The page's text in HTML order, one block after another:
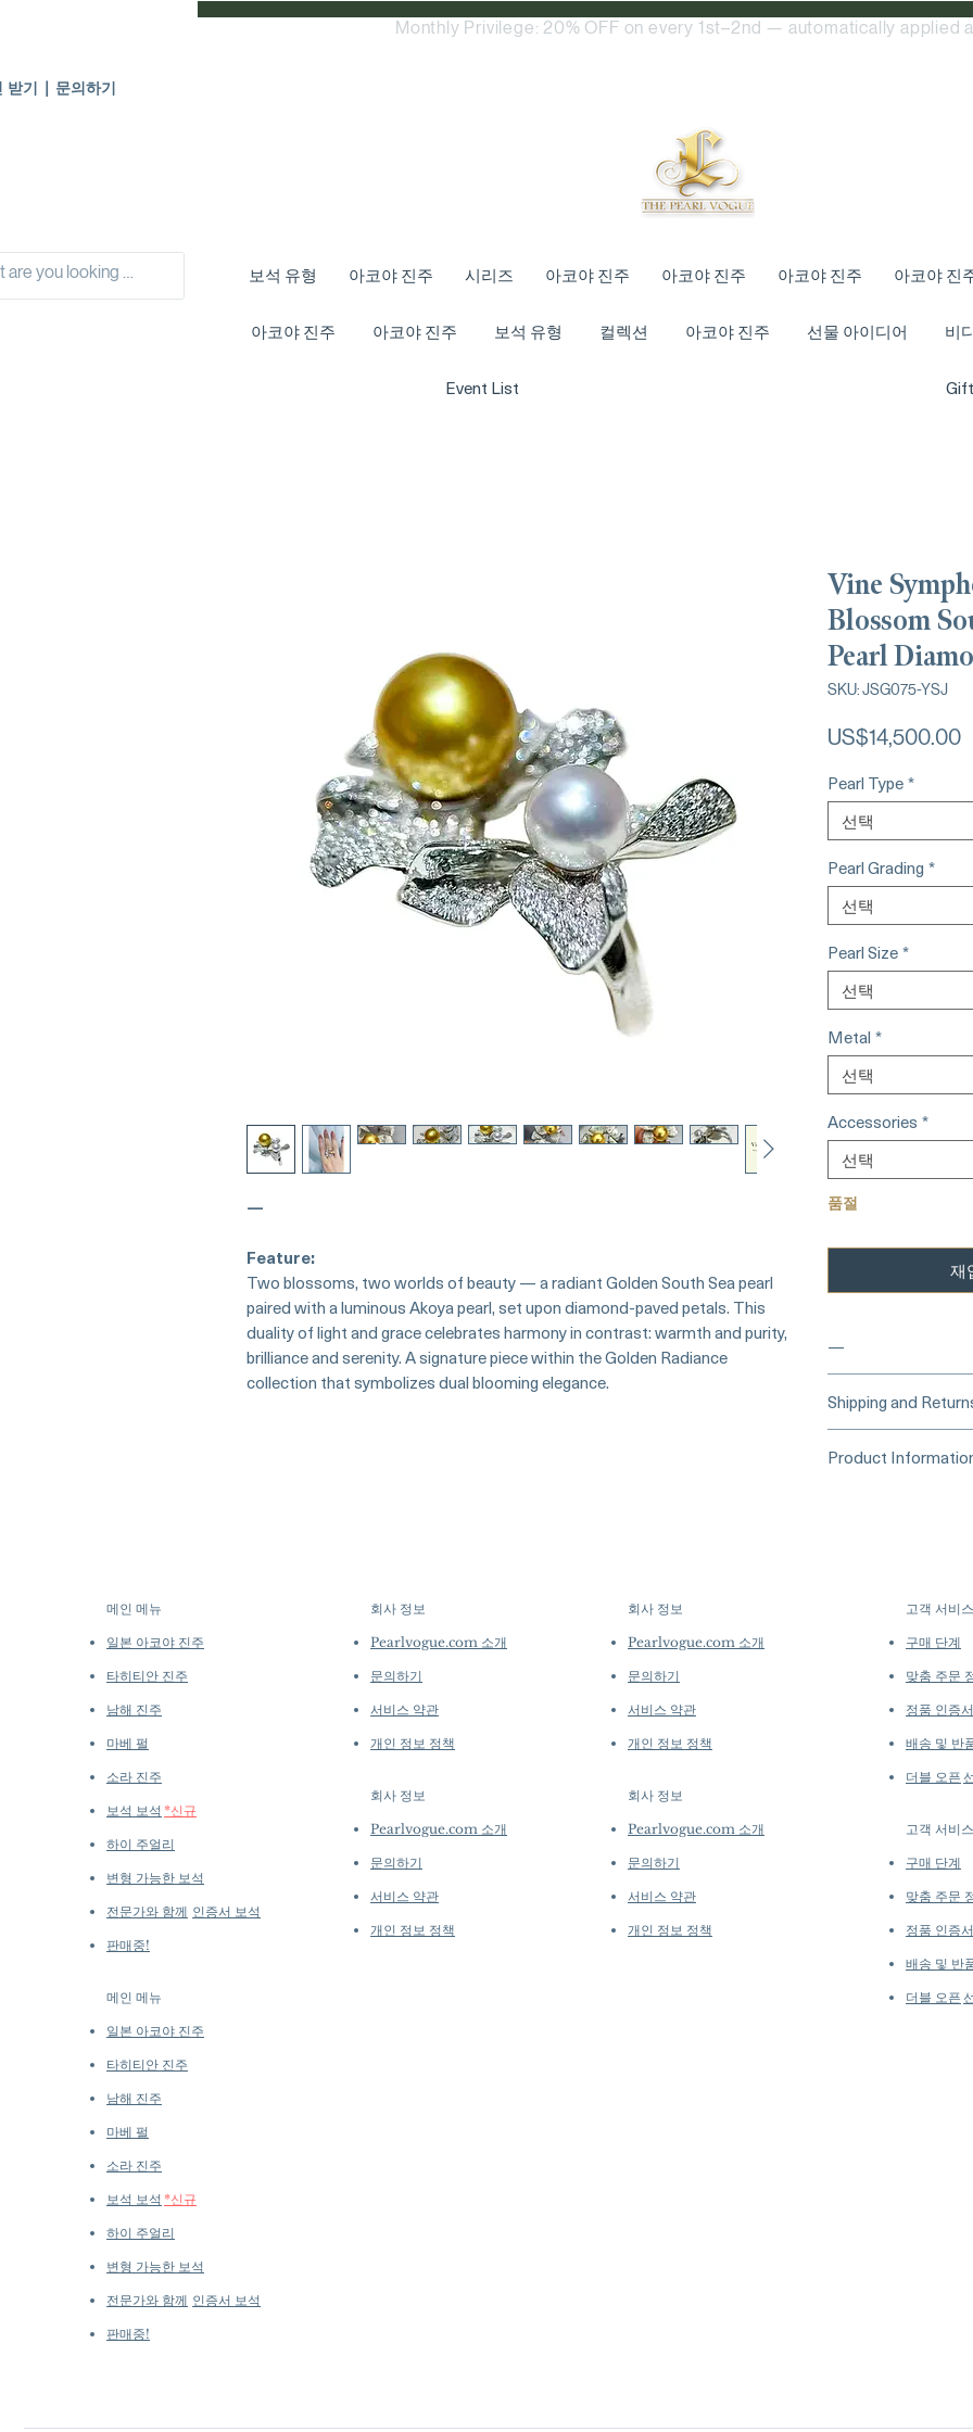
Monthly Privilege: 20% OFF on every 1st–2nd — automatically applied
받기 | 문의하기
보석 유형 아코야 진주 시리즈 아코야 진주 아코야 진주 아코야 진주 아코야 진
아코야 진주 아코야 진주 보석 유형 컬렉션 아코야 진주 선물 아이디어 비
Event List
—
Feature:
Two blossoms, two worlds of beauty — a radiant Golden South Sea pearl
paired with a luminous Akoya pearl, set upon diamond-paved petals. This
duality of light and grace celebrates harmony in contrast: warmth and purity,
brilliance and serenity. A signature piece within the Golden Radiance
collection that symbolizes dual blooming elegance.
Vine
Blossom
Pearl
SKU: JSG075-YSJ
US$14,500.00가
Pearl Type*
선택
Pearl Grading *
선택
Pearl Size*
선택
Metal *
선택
Accessories *
선택
품절
재
—
______Buy
Shipping and
At Pearl Vogue,
purchase.more
Product
Size: 9.5 mm
Quality: AAAA
Color: Golden
Luster: Aurora
Accessories
Other: 1.52 ct
메인 메뉴
일본 아코야 진주
타히티안 진주
남해 진주
마베 펄
소라 진주
보석 보석 *신규
하이 주얼리
변형 가능한 보석
전문가와 함께 인증서 보석
판매중!
메인 메뉴
일본 아코야 진주
타히티안 진주
남해 진주
마베 펄
소라 진주
보석 보석 *신규
하이 주얼리
변형 가능한 보석
전문가와 함께 인증서 보석
판매중!
회사 정보
Pearlvogue.com 소개
문의하기
서비스 약관
개인 정보 정책
회사 정보
Pearlvogue.com 소개
문의하기
서비스 약관
개인 정보 정책
회사 정보
Pearlvogue.com 소개
문의하기
서비스 약관
개인 정보 정책
회사 정보
Pearlvogue.com 소개
문의하기
서비스 약관
개인 정보 정책
고객 서비스
구매 단계
맞춤 주문
정품 인증서
배송 및 반
더블 오픈
고객 서비스
구매 단계
맞춤 주문
정품 인증서
배송 및 반
더블 오픈